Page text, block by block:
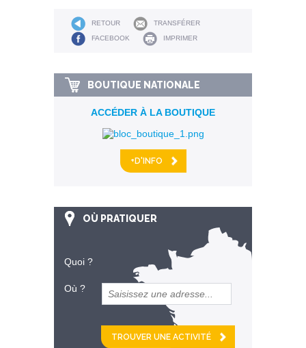
RETOUR
TRANSFÉRER
FACEBOOK
IMPRIMER
BOUTIQUE NATIONALE
ACCÉDER À LA BOUTIQUE
+D'INFO
OÙ PRATIQUER
Quoi ?
Où ?
et